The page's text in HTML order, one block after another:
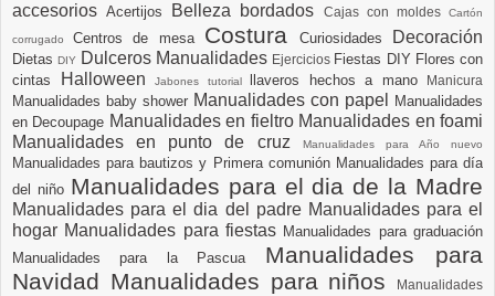
accesoriosAcertijos Belleza bordados Cajas con moldesCartón
corrugadoCentros de mesa Costura Curiosidades Decoración
DietasDIY Dulceros Manualidades Ejercicios Fiestas DIY Flores con
cintas
Halloween Jabones tutorial llaveros hechos a mano Manicura
Manualidades baby shower Manualidades con papel
Manualidades
en Decoupage Manualidades en fieltro Manualidades en foami
Manualidades en punto de cruz
Manualidades para Año nuevo
Manualidades para bautizos y Primera comunión Manualidades para día
del niño Manualidades para el dia de la Madre
Manualidades para el dia del padre Manualidades para el
hogar Manualidades para fiestas Manualidades para graduación
Manualidades para la Pascua Manualidades para
Navidad Manualidades para niños
Manualidades